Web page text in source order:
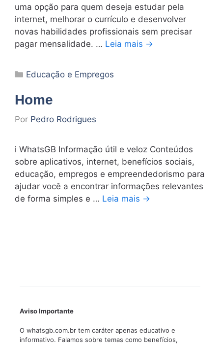
uma opção para quem deseja estudar pela
internet, melhorar o currículo e desenvolver
novas habilidades profissionais sem precisar
pagar mensalidade. … Leia mais →
Categorias
Educação e Empregos
Home
Por Pedro Rodrigues
i WhatsGB Informação útil e veloz Conteúdos
sobre aplicativos, internet, benefícios sociais,
educação, empregos e empreendedorismo para
ajudar você a encontrar informações relevantes
de forma simples e … Leia mais →
Aviso Importante
O whatsgb.com.br tem caráter apenas educativo e
informativo. Falamos sobre temas como benefícios,